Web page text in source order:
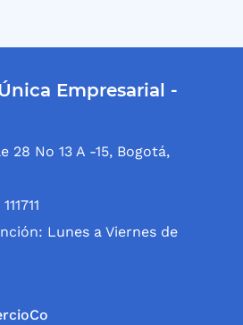
Empresarial -
28 No 13 A -15, Bogotá,
Lunes a Viernes de